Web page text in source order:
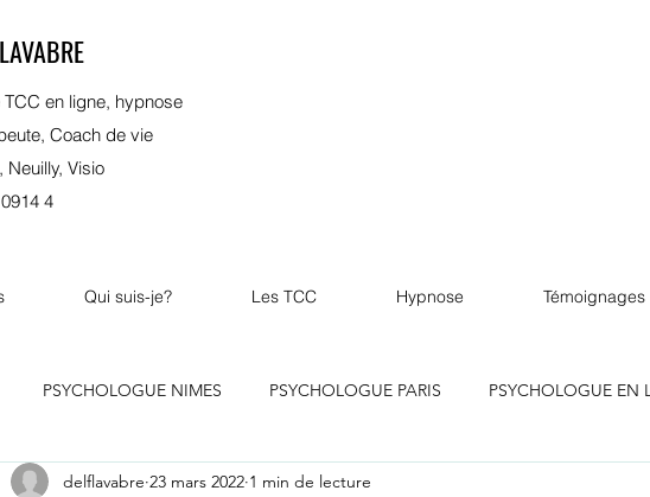
en ligne, hypnose
Coach de vie
Neuilly, Visio
4
Qui suis-je? Les TCC Hypnose Témoignages
PSYCHOLOGUE NIMES PSYCHOLOGUE PARIS PSYCHOLOGUE EN
bordeaux marseille PSYCHOLOGUE MARSEILLE
delflavabre 23 mars 2022 1 min de lecture